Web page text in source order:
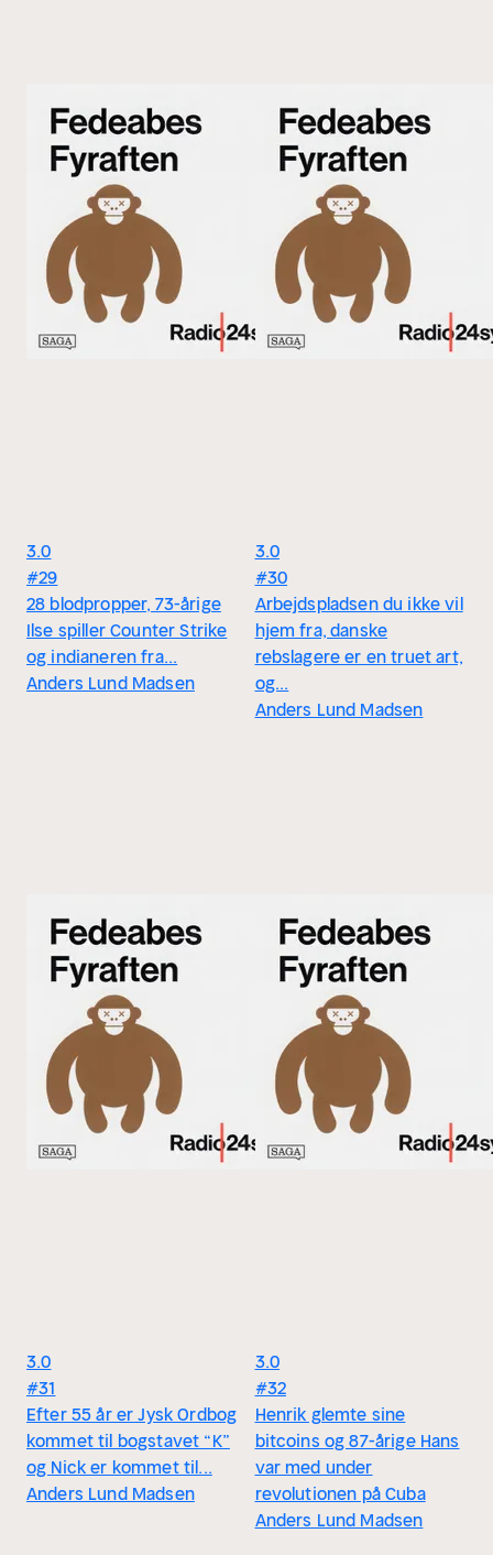
3.0
#29
28 blodpropper, 73-årige
Ilse spiller Counter Strike
og indianeren fra...
Anders Lund Madsen
3.0
#30
Arbejdspladsen du ikke vil
hjem fra, danske
rebslagere er en truet art,
og...
Anders Lund Madsen
3.0
#31
Efter 55 år er Jysk Ordbog
kommet til bogstavet “K”
og Nick er kommet til...
Anders Lund Madsen
3.0
#32
Henrik glemte sine
bitcoins og 87-årige Hans
var med under
revolutionen på Cuba
Anders Lund Madsen